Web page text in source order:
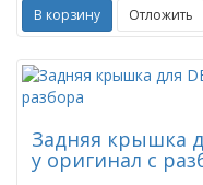
В корзину Отложить
Задняя крышка
у оригинал с